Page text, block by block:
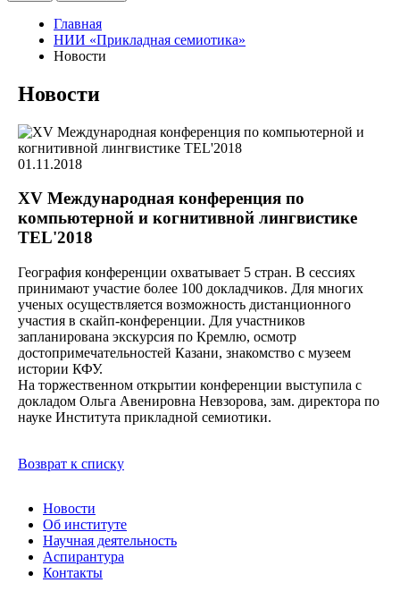
Главная
НИИ «Прикладная семиотика»
Новости
Новости
01.11.2018
XV Международная конференция по
компьютерной и когнитивной лингвистике
TEL'2018
География конференции охватывает 5 стран. В сессиях
принимают участие более 100 докладчиков. Для многих
ученых осуществляется возможность дистанционного
участия в скайп-конференции. Для участников
запланирована экскурсия по Кремлю, осмотр
достопримечательностей Казани, знакомство с музеем
истории КФУ.
На торжественном открытии конференции выступила с
докладом Ольга Авенировна Невзорова, зам. директора по
науке Института прикладной семиотики.
Возврат к списку
Новости
Об институте
Научная деятельность
Аспирантура
Контакты